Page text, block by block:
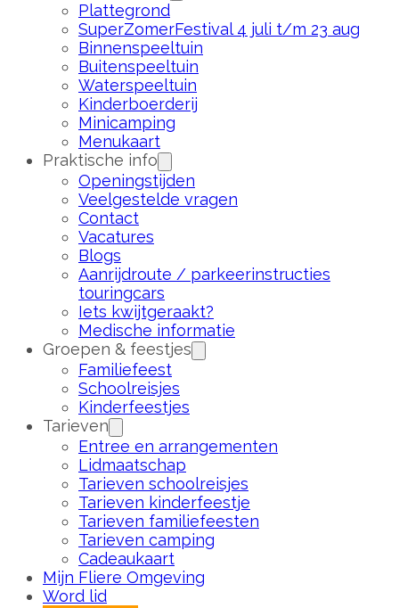
Plattegrond
SuperZomerFestival 4 juli t/m 23 aug
Binnenspeeltuin
Buitenspeeltuin
Waterspeeltuin
Kinderboerderij
Minicamping
Menukaart
Praktische info
Openingstijden
Veelgestelde vragen
Contact
Vacatures
Blogs
Aanrijdroute / parkeerinstructies
touringcars
Iets kwijtgeraakt?
Medische informatie
Groepen & feestjes
Familiefeest
Schoolreisjes
Kinderfeestjes
Tarieven
Entree en arrangementen
Lidmaatschap
Tarieven schoolreisjes
Tarieven kinderfeestje
Tarieven familiefeesten
Tarieven camping
Cadeaukaart
Mijn Fliere Omgeving
Word lid